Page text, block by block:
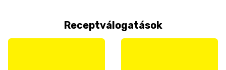
Receptválogatások